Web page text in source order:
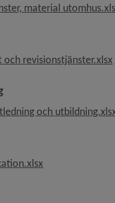
material
revisionstjänster.xlsx
och
, 16.8 kB,